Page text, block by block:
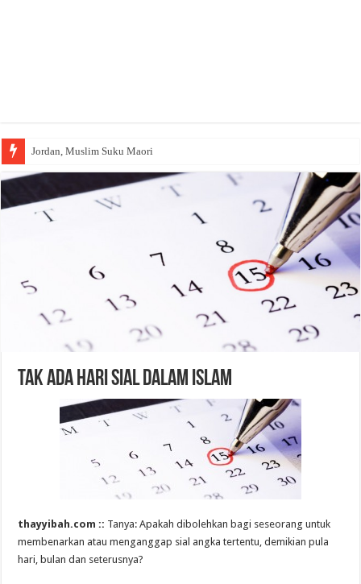
Jordan, Muslim Suku Maori
Wakaf Emas Muktamar
Tak Ada Hari Sial dalam Islam
thayyibah.com :: Tanya: Apakah dibolehkan bagi seseorang untuk
membenarkan atau menganggap sial angka tertentu, demikian pula
hari, bulan dan seterusnya?